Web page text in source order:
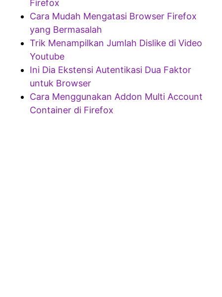
Firefox
Cara Mudah Mengatasi Browser Firefox
yang Bermasalah
Trik Menampilkan Jumlah Dislike di Video
Youtube
Ini Dia Ekstensi Autentikasi Dua Faktor
untuk Browser
Cara Menggunakan Addon Multi Account
Container di Firefox